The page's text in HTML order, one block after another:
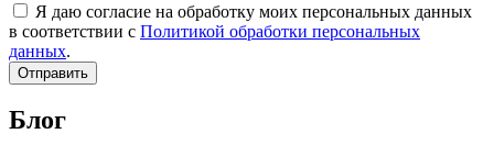
Я даю согласие на обработку моих персональных данных
в соответствии с Политикой обработки персональных
данных.
Отправить
Блог